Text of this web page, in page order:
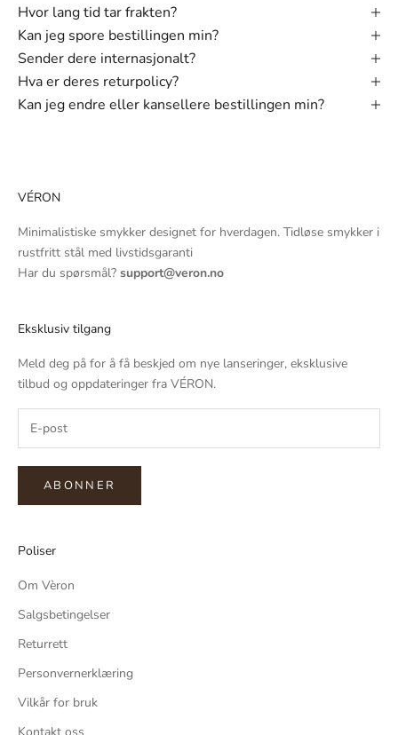
Hvor lang tid tar frakten?
Kan jeg spore bestillingen min?
Sender dere internasjonalt?
Hva er deres returpolicy?
Kan jeg endre eller kansellere bestillingen min?
VÉRON
Minimalistiske smykker designet for hverdagen. Tidløse smykker i
rustfritt stål med livstidsgaranti
Har du spørsmål? support@veron.no
Eksklusiv tilgang
Meld deg på for å få beskjed om nye lanseringer, eksklusive
tilbud og oppdateringer fra VÉRON.
ABONNER
Poliser
Om Vèron
Salgsbetingelser
Returrett
Personvernerklæring
Vilkår for bruk